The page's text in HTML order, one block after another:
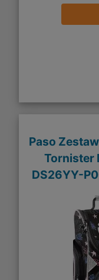
Paso
Tornister
DS26YY-